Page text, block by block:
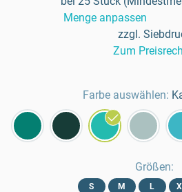
Menge anpassen
zzgl.
Zum
Farbe auswählen:
Größen:
S M L